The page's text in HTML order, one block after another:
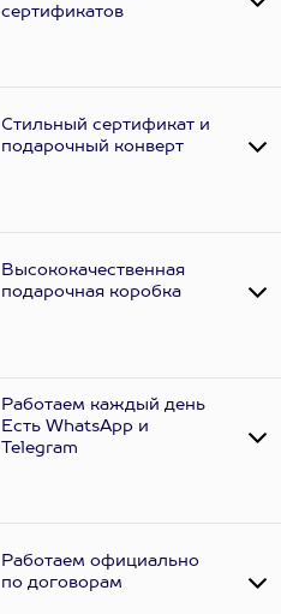
сертификатов
Стильный сертификат и
подарочный конверт
Высококачественная
подарочная коробка
Работаем каждый день
Есть WhatsApp и
Telеgram
Работаем официально
по договорам